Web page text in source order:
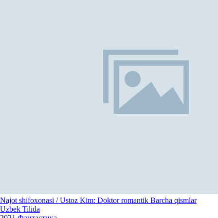
Najot shifoxonasi / Ustoz Kim: Doktor romantik Barcha qismlar
Uzbek Tilida